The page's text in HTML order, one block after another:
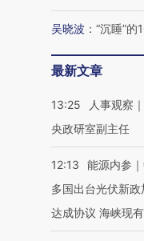
吴晓波 ： “沉睡”的
最新文章
13:25
人事观察
央政研室副主任
12:13
能源内参
多国出台光伏新
达成协议 海峡现